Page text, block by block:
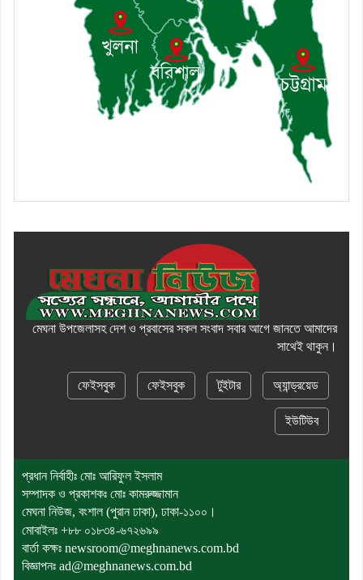
১০। দাউদকান্দিতে ইউপি সদস্যকে মারধরের
চেষ্টা ও প্রাণনাশের হুমকির অভিযোগ
মেঘনা উপজেলাসহ দেশ ও প্রবাসের সকল সংবাদ সবার আগে জানতে আমাদের
সাথেই থাকুন।
ফেইসবুক ফেইসবুক টুইটার অ্যান্ড্রয়েড
ইউটিউব
প্রধান নির্বাহীঃ মোঃ আরিফুল ইসলাম
সম্পাদক ও প্রকাশকঃ মোঃ কামরুজ্জামান
মেঘনা নিউজ, বংশাল (পুরান ঢাকা), ঢাকা-১১০০।
মোবাইলঃ +৮৮ ০১৮৩৪-৬৭২৬৯৯
বার্তা কক্ষঃ newsroom@meghnanews.com.bd
বিজ্ঞাপনঃ ad@meghnanews.com.bd